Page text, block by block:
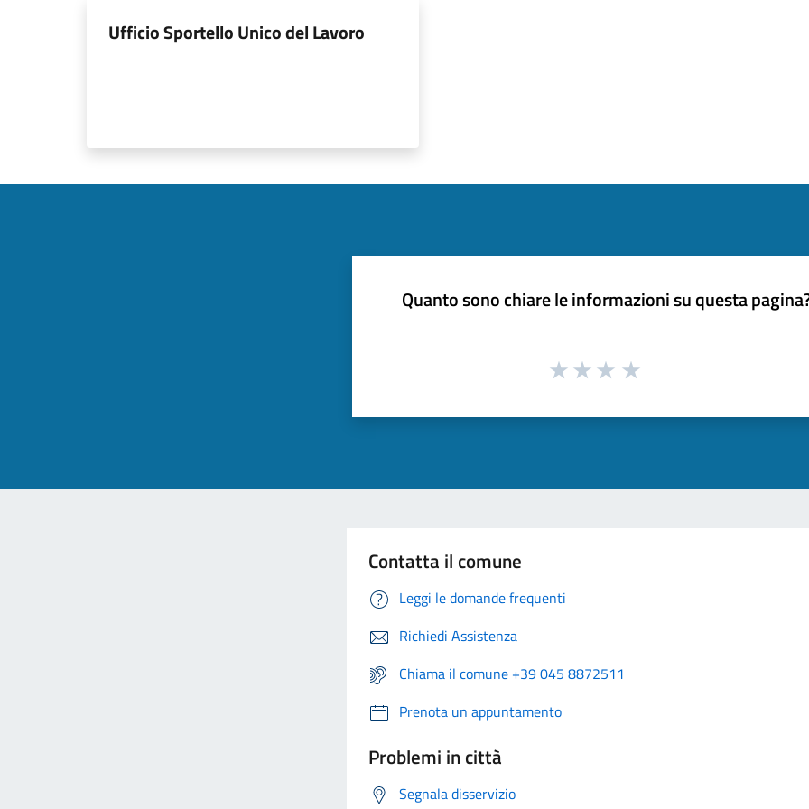
Ufficio Sportello Unico del Lavoro
Quanto sono chiare le informazioni su questa
Contatta il comune
Leggi le domande frequenti
Richiedi Assistenza
Chiama il comune +39 045 8872511
Prenota un appuntamento
Problemi in città
Segnala disservizio